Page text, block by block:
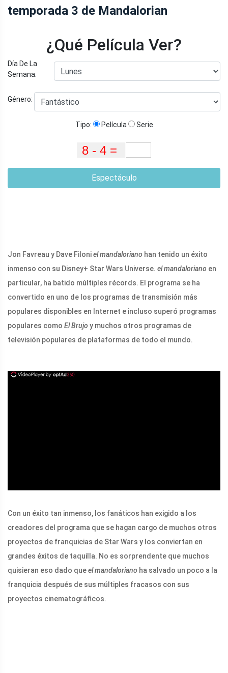
temporada 3 de Mandalorian
¿Qué Película Ver?
Día De La
Semana:
Género:
Tipo: Película Serie
Espectáculo
Jon Favreau y Dave Filoniel mandaloriano han tenido un éxito
inmenso con su Disney+ Star Wars Universe. el mandaloriano en
particular, ha batido múltiples récords. El programa se ha
convertido en uno de los programas de transmisión más
populares disponibles en Internet e incluso superó programas
populares como El Brujo y muchos otros programas de
televisión populares de plataformas de todo el mundo.
Con un éxito tan inmenso, los fanáticos han exigido a los
creadores del programa que se hagan cargo de muchos otros
proyectos de franquicias de Star Wars y los conviertan en
grandes éxitos de taquilla. No es sorprendente que muchos
quisieran eso dado queel mandaloriano ha salvado un poco a la
franquicia después de sus múltiples fracasos con sus
proyectos cinematográficos.